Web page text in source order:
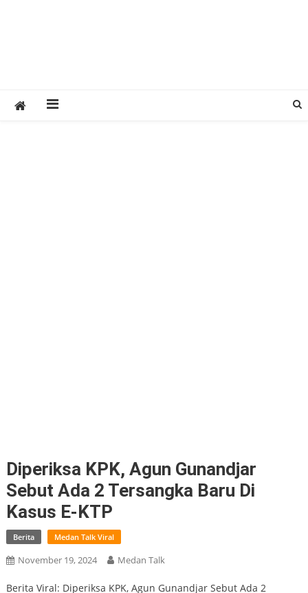
Diperiksa KPK, Agun Gunandjar
Sebut Ada 2 Tersangka Baru Di
Kasus E-KTP
Berita Medan Talk Viral
November 19, 2024 Medan Talk
Berita Viral: Diperiksa KPK, Agun Gunandjar Sebut Ada 2